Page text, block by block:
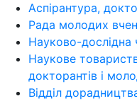
Аспірантура,
Рада молодих
Науково-дослідна
Наукове
докторантів і
Відділ